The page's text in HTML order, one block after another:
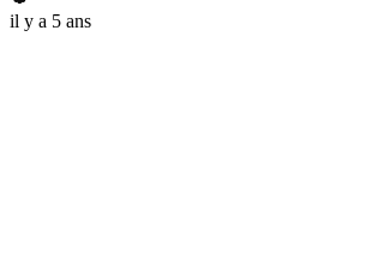
il y a 5 ans